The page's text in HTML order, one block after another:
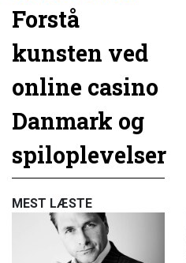
Forstå
kunsten ved
online casino
Danmark og
spiloplevelser
MEST LÆSTE